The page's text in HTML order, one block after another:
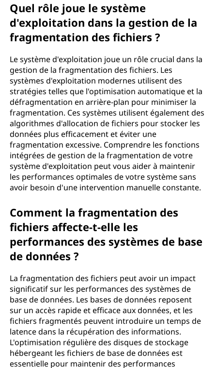
Quel rôle joue le système
d'exploitation dans la gestion de la
fragmentation des fichiers ?
Le système d'exploitation joue un rôle crucial dans la
gestion de la fragmentation des fichiers. Les
systèmes d'exploitation modernes utilisent des
stratégies telles que l'optimisation automatique et la
défragmentation en arrière-plan pour minimiser la
fragmentation. Ces systèmes utilisent également des
algorithmes d'allocation de fichiers pour stocker les
données plus efficacement et éviter une
fragmentation excessive. Comprendre les fonctions
intégrées de gestion de la fragmentation de votre
système d'exploitation peut vous aider à maintenir
les performances optimales de votre système sans
avoir besoin d'une intervention manuelle constante.
Comment la fragmentation des
fichiers affecte-t-elle les
performances des systèmes de base
de données ?
La fragmentation des fichiers peut avoir un impact
significatif sur les performances des systèmes de
base de données. Les bases de données reposent
sur un accès rapide et efficace aux données, et les
fichiers fragmentés peuvent introduire un temps de
latence dans la récupération des informations.
L'optimisation régulière des disques de stockage
hébergeant les fichiers de base de données est
essentielle pour maintenir des performances